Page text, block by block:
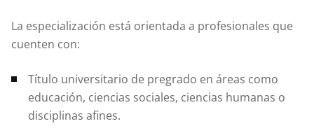
La especialización está orientada a profesionales que
cuenten con:
Título universitario de pregrado en áreas como
educación, ciencias sociales, ciencias humanas o
disciplinas afines.